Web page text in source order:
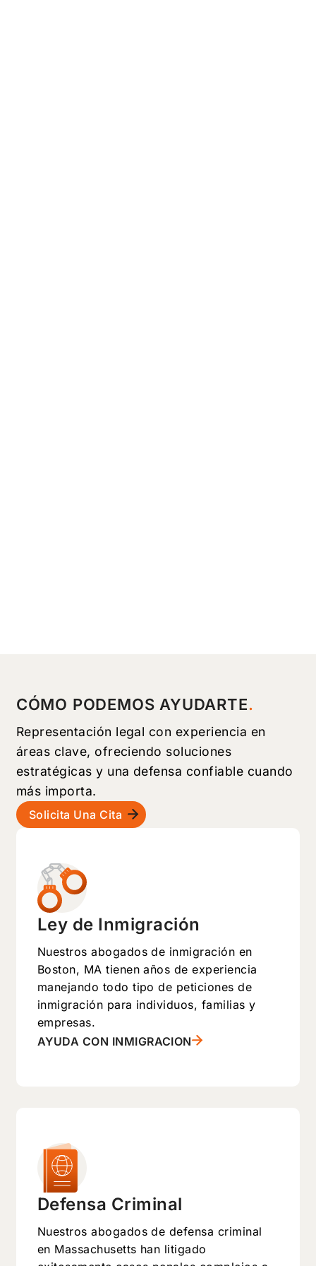
CÓMO PODEMOS AYUDARTE
Representación legal con experiencia en
áreas clave, ofreciendo soluciones
estratégicas y una defensa confiable cuando
más importa.
Solicita Una Cita
Ley de Inmigración
Nuestros abogados de inmigración en
Boston, MA tienen años de experiencia
manejando todo tipo de peticiones de
inmigración para individuos, familias y
empresas.
AYUDA CON INMIGRACION
Defensa Criminal
Nuestros abogados de defensa criminal
en Massachusetts han litigado